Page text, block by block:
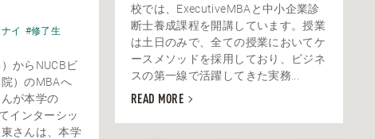
校では、ExecutiveMBAと中小企業診
断士養成課程を開講しています。授業
は土日のみで、全ての授業においてケ
ースメソッドを採用しており、ビジネ
スの第一線で活躍してきた実務...
READ MORE
イ #修了生
からNUCBビ
）のMBAへ
が本学の
インターシッ
さんは、本学